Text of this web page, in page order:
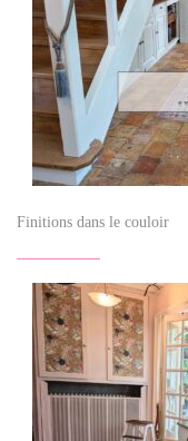
Finitions dans le couloir